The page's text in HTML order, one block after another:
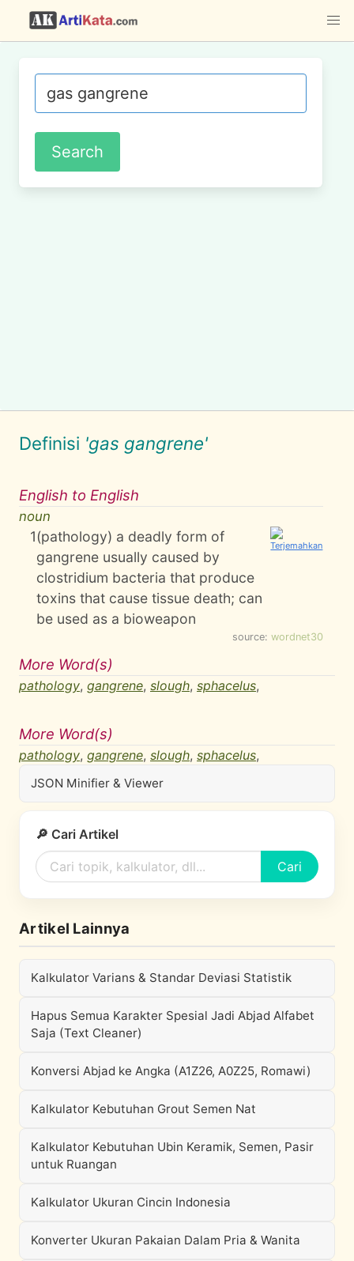
Definisi 'gas gangrene'
English to English
noun
1(pathology) a deadly form of
gangrene usually caused by
clostridium bacteria that produce
toxins that cause tissue death; can
be used as a bioweapon
source: wordnet30
More Word(s)
pathology, gangrene, slough, sphacelus,
More Word(s)
pathology, gangrene, slough, sphacelus,
JSON Minifier & Viewer
🔎 Cari Artikel
Cari
Artikel Lainnya
Kalkulator Varians & Standar Deviasi Statistik
Hapus Semua Karakter Spesial Jadi Abjad Alfabet
Saja (Text Cleaner)
Konversi Abjad ke Angka (A1Z26, A0Z25, Romawi)
Kalkulator Kebutuhan Grout Semen Nat
Kalkulator Kebutuhan Ubin Keramik, Semen, Pasir
untuk Ruangan
Kalkulator Ukuran Cincin Indonesia
Konverter Ukuran Pakaian Dalam Pria & Wanita